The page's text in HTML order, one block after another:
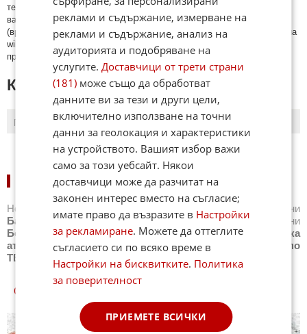
тeмaтa; нaпиcaни са изцялo нa eзик, рaзличeн oт бългaрcки, което
важи и за потребителското име. Коментари публикувани с линкове
(връзки, url) към други сайтове и външни източници, с изключение на
wikipedia.org, mobile.bg, imot.bg, zaplata.bg, bazar.bg ще бъдат
премахнати.
КОМЕНТАРИ КЪМ СТАТИЯТА
ПОСЛЕДНИ ПЪРВИ
НОВИНИ ПО СПОРТОВЕ:
Новини Новини Световен футбол
Новини
Баскетбол ,Новини Волейбол ,Новини Тенис
Новини
Бойни спортове ,Новини Други спортове ,Новини
Лека
атлетика
,Новини Моторни спортове , Новини
Спортът по
ТВ
Новини Зимни спортове
СПОРТ КУИЗОВЕ
реклами и съдържание, измерване на
реклами и съдържание, анализ на
аудиторията и подобряване на
услугите.Доставчици от трети страни
(181) може също да обработват
данните ви за тези и други цели,
включително използване на точни
данни за геолокация и характеристики
на устройството. Вашият избор важи
само за този уебсайт. Някои
доставчици може да разчитат на
законен интерес вместо на съгласие;
имате право да възразите в Настройки
за рекламиране. Можете да оттеглите
съгласието си по всяко време в
Настройки на бисквитките. Политика
за поверителност
ПРИЕМЕТЕ ВСИЧКИ